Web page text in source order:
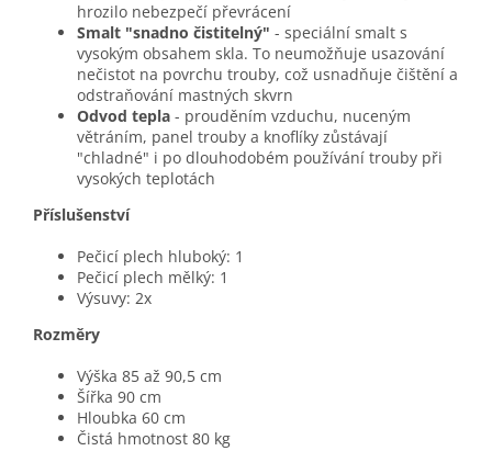
hrozilo nebezpečí převrácení
Smalt "snadno čistitelný" - speciální smalt s
vysokým obsahem skla. To neumožňuje usazování
nečistot na povrchu trouby, což usnadňuje čištění a
odstraňování mastných skvrn
Odvod tepla - prouděním vzduchu, nuceným
větráním, panel trouby a knoflíky zůstávají
"chladné" i po dlouhodobém používání trouby při
vysokých teplotách
Příslušenství
Pečicí plech hluboký: 1
Pečicí plech mělký: 1
Výsuvy: 2x
Rozměry
Výška 85 až 90,5 cm
Šířka 90 cm
Hloubka 60 cm
Čistá hmotnost 80 kg